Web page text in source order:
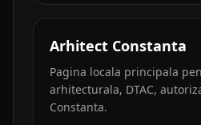
Arhitect Constanta
Pagina locala principala
arhitecturala, DTAC,
Constanta.